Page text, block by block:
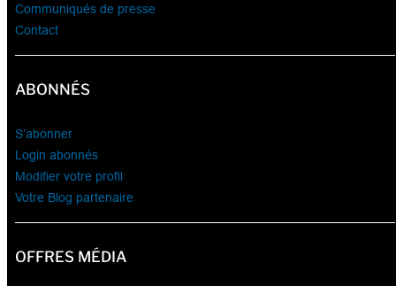
Communiqués de presse
Contact
ABONNÉS
S’abonner
Login abonnés
Modifier votre profil
Votre Blog partenaire
OFFRES MÉDIA